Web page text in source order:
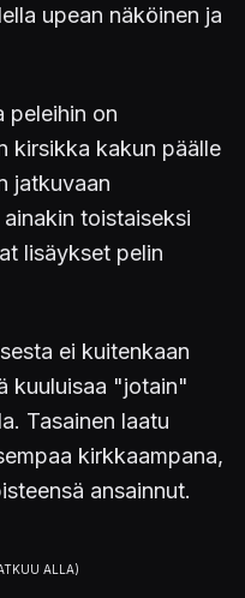
upean näköinen ja
peleihin on
kirsikka kakun päälle
jatkuvaan
toistaiseksi
lisäykset pelin
ei kuitenkaan
kuuluisaa "jotain"
Tasainen laatu
kirkkaampana,
ansainnut.